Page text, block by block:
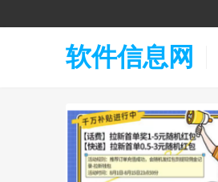
软件信息网